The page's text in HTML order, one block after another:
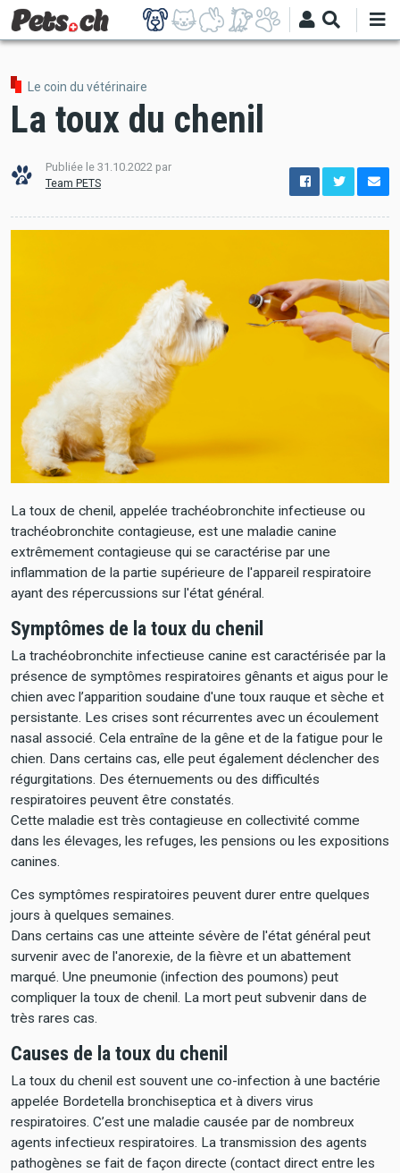
Aller
au
contenu
Le coin du vétérinaire
La toux du chenil
Publiée le 31.10.2022 par
Team PETS
configuration
La toux de chenil, appelée trachéobronchite infectieuse ou
trachéobronchite contagieuse, est une maladie canine
extrêmement contagieuse qui se caractérise par une
inflammation de la partie supérieure de l'appareil respiratoire
ayant des répercussions sur l'état général.
Symptômes de la toux du chenil
La trachéobronchite infectieuse canine est caractérisée par la
présence de symptômes respiratoires gênants et aigus pour le
chien avec l’apparition soudaine d'une toux rauque et sèche et
persistante. Les crises sont récurrentes avec un écoulement
nasal associé. Cela entraîne de la gêne et de la fatigue pour le
chien. Dans certains cas, elle peut également déclencher des
régurgitations. Des éternuements ou des difficultés
respiratoires peuvent être constatés.
Cette maladie est très contagieuse en collectivité comme
dans les élevages, les refuges, les pensions ou les expositions
canines.
Ces symptômes respiratoires peuvent durer entre quelques
jours à quelques semaines.
Dans certains cas une atteinte sévère de l'état général peut
survenir avec de l'anorexie, de la fièvre et un abattement
marqué. Une pneumonie (infection des poumons) peut
compliquer la toux de chenil. La mort peut subvenir dans de
très rares cas.
Causes de la toux du chenil
La toux du chenil est souvent une co-infection à une bactérie
appelée Bordetella bronchiseptica et à divers virus
respiratoires. C’est une maladie causée par de nombreux
agents infectieux respiratoires. La transmission des agents
pathogènes se fait de façon directe (contact direct entre les